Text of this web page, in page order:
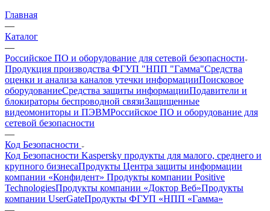
Главная
—
Каталог
—
Российское ПО и оборудование для сетевой безопасности
Продукция производства ФГУП "НПП "Гамма"Средства
оценки и анализа каналов утечки информацииПоисковое
оборудованиеСредства защиты информацииПодавители и
блокираторы беспроводной связиЗащищенные
видеомониторы и ПЭВМРоссийское ПО и оборудование для
сетевой безопасности
—
Код Безопасности
Код Безопасности Kaspersky продукты для малого, среднего и
крупного бизнесаПродукты Центра защиты информации
компании «Конфидент» Продукты компании Positive
TechnologiesПродукты компании «Доктор Веб»Продукты
компании UserGateПродукты ФГУП «НПП «Гамма»